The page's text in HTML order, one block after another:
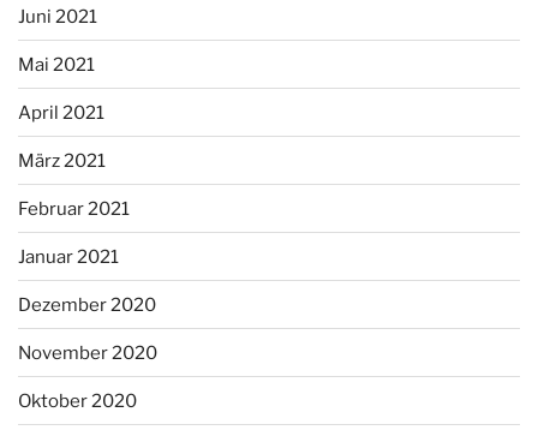
Juni 2021
Mai 2021
April 2021
März 2021
Februar 2021
Januar 2021
Dezember 2020
November 2020
Oktober 2020